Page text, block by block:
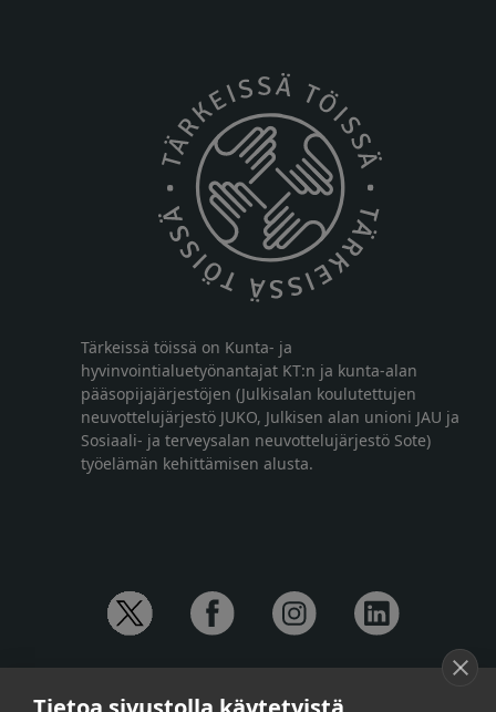
Tärkeissä töissä on Kunta- ja
hyvinvointialuetyönantajat KT:n ja kunta-alan
pääsopijajärjestöjen (Julkisalan koulutettujen
neuvottelujärjestö JUKO, Julkisen alan unioni JAU ja
Sosiaali- ja terveysalan neuvottelujärjestö Sote)
työelämän kehittämisen alusta.